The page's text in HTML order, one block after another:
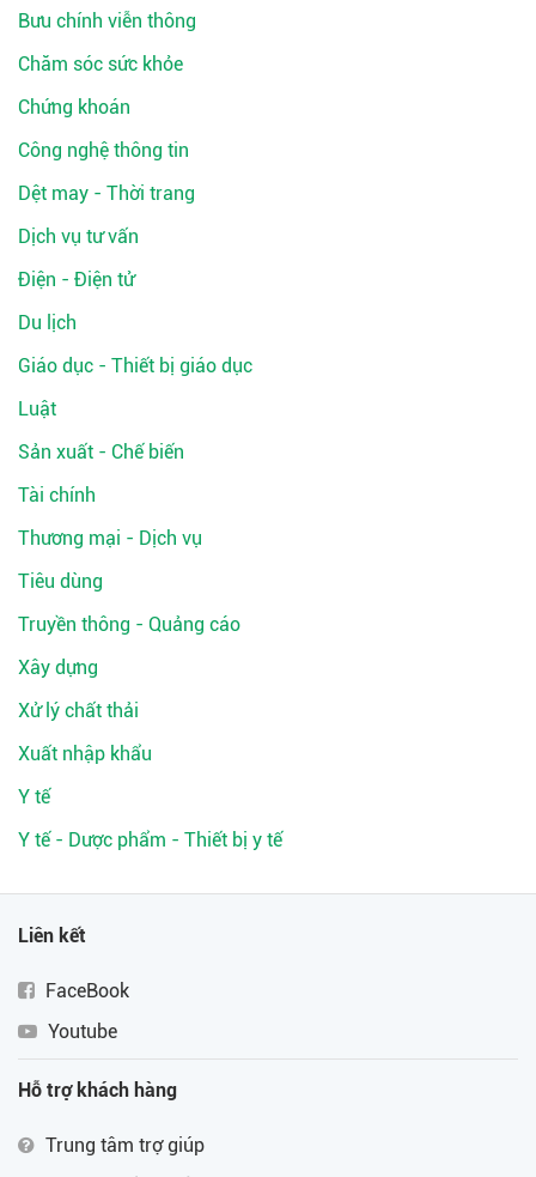
Bưu chính viễn thông
Chăm sóc sức khỏe
Chứng khoán
Công nghệ thông tin
Dệt may - Thời trang
Dịch vụ tư vấn
Điện - Điện tử
Du lịch
Giáo dục - Thiết bị giáo dục
Luật
Sản xuất - Chế biến
Tài chính
Thương mại - Dịch vụ
Tiêu dùng
Truyền thông - Quảng cáo
Xây dựng
Xử lý chất thải
Xuất nhập khẩu
Y tế
Y tế - Dược phẩm - Thiết bị y tế
Liên kết
FaceBook
Youtube
Hỗ trợ khách hàng
Trung tâm trợ giúp